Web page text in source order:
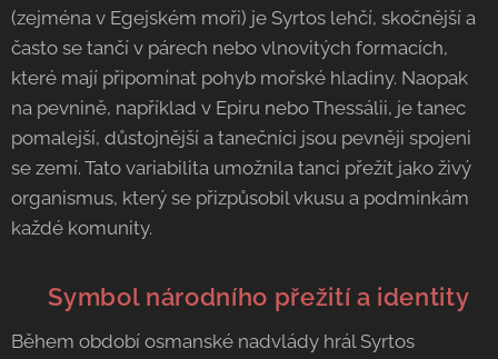
(zejména v Egejském moři) je Syrtos lehčí, skočnější a
často se tančí v párech nebo vlnovitých formacích,
které mají připomínat pohyb mořské hladiny. Naopak
na pevnině, například v Epiru nebo Thessálii, je tanec
pomalejší, důstojnější a tanečníci jsou pevněji spojeni
se zemí. Tato variabilita umožnila tanci přežít jako živý
organismus, který se přizpůsobil vkusu a podmínkám
každé komunity.
🛡️ Symbol národního přežití a identity
Během období osmanské nadvlády hrál Syrtos